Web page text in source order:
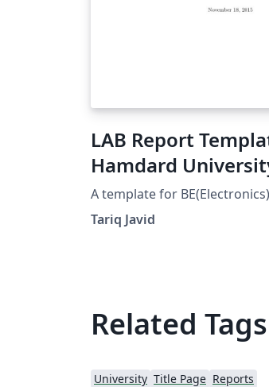
LAB Report
Hamdard
A template for
Tariq Javid
Related Tags
University Title Page Reports